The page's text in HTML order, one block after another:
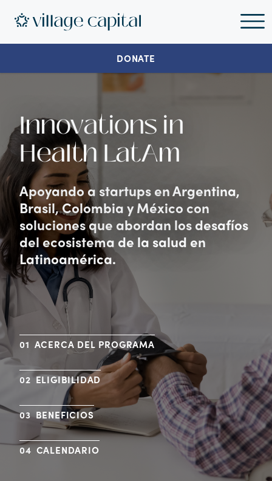
DONATE
Innovations in
Health LatAm
Apoyando a startups en Argentina,
Brasil, Colombia y México con
soluciones que abordan los desafíos
del ecosistema de la salud en
Latinoamérica.
ACERCA DEL PROGRAMA
ELIGIBILIDAD
BENEFICIOS
CALENDARIO